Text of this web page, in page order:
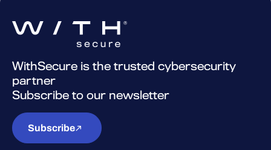
WithSecure is the trusted cybersecurity
partner
Subscribe to our newsletter
Subscribe